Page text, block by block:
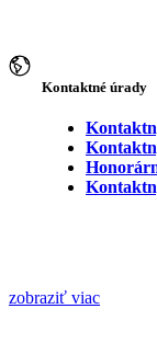
Kontaktné úrady
zobraziť viac